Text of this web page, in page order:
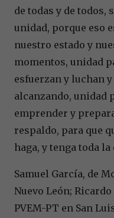
de todas y de todos,
unidad, porque eso
nuestro estado y
momentos, unidad
esfuerzan y luchan
alcanzando, unidad
emprender y
respaldo, para que
haga, y tenga toda
Samuel García, de
Nuevo León;
PVEM-PT en San